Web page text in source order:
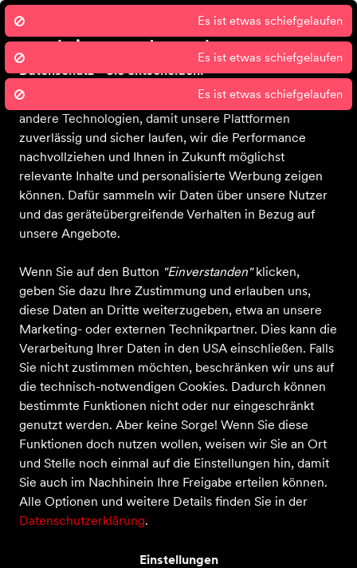
Wir nutzen Cookies um unsere Dienste
zu erbringen und zu verbessern.
Datenschutz - Sie entscheiden!
Sport 2000 und unsere Partner nutzen Cookies und
andere Technologien, damit unsere Plattformen
zuverlässig und sicher laufen, wir die Performance
nachvollziehen und Ihnen in Zukunft möglichst
relevante Inhalte und personalisierte Werbung zeigen
können. Dafür sammeln wir Daten über unsere Nutzer
und das geräteübergreifende Verhalten in Bezug auf
unsere Angebote.
Wenn Sie auf den Button "Einverstanden"klicken,
geben Sie dazu Ihre Zustimmung und erlauben uns,
diese Daten an Dritte weiterzugeben, etwa an unsere
Marketing- oder externen Technikpartner. Dies kann die
Verarbeitung Ihrer Daten in den USA einschließen. Falls
Sie nicht zustimmen möchten, beschränken wir uns auf
die technisch-notwendigen Cookies. Dadurch können
bestimmte Funktionen nicht oder nur eingeschränkt
genutzt werden. Aber keine Sorge! Wenn Sie diese
Funktionen doch nutzen wollen, weisen wir Sie an Ort
und Stelle noch einmal auf die Einstellungen hin, damit
Sie auch im Nachhinein Ihre Freigabe erteilen können.
Alle Optionen und weitere Details finden Sie in der
Datenschutzerklärung.
Einstellungen
Startseite Beratungstermine Veranstaltungen Jobs News
Breaknet Sleek
Preis
59,95 €